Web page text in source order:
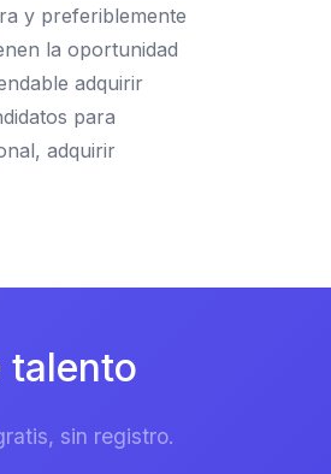
y preferiblemente
la oportunidad
adquirir
para
adquirir
talento
sin registro.